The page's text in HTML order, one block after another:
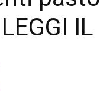
IL